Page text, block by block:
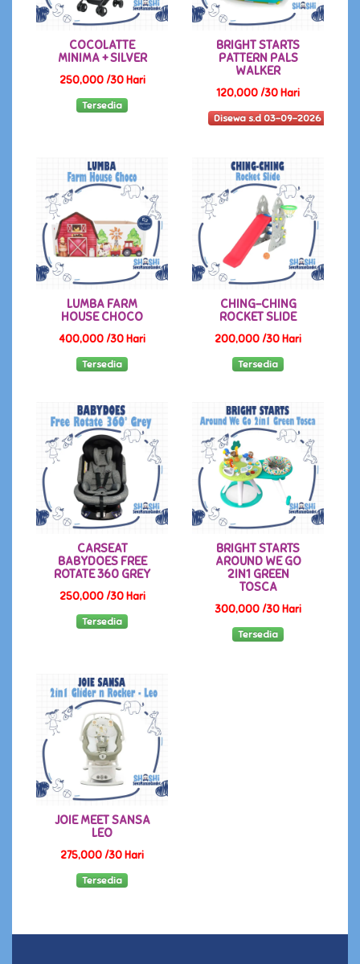
COCOLATTE
MINIMA + SILVER
250,000 /30 Hari
Tersedia
BRIGHT STARTS
PATTERN PALS
WALKER
120,000 /30 Hari
Disewa s.d 03-09-2026
LUMBA FARM
HOUSE CHOCO
400,000 /30 Hari
Tersedia
CHING-CHING
ROCKET SLIDE
200,000 /30 Hari
Tersedia
CARSEAT
BABYDOES FREE
ROTATE 360 GREY
250,000 /30 Hari
Tersedia
BRIGHT STARTS
AROUND WE GO
2IN1 GREEN
TOSCA
300,000 /30 Hari
Tersedia
JOIE MEET SANSA
LEO
275,000 /30 Hari
Tersedia